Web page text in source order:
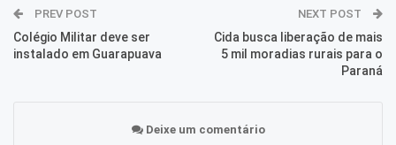
PREV POST
Colégio Militar deve ser
instalado em Guarapuava
NEXT POST
Cida busca liberação de mais
5 mil moradias rurais para o
Paraná
Deixe um comentário